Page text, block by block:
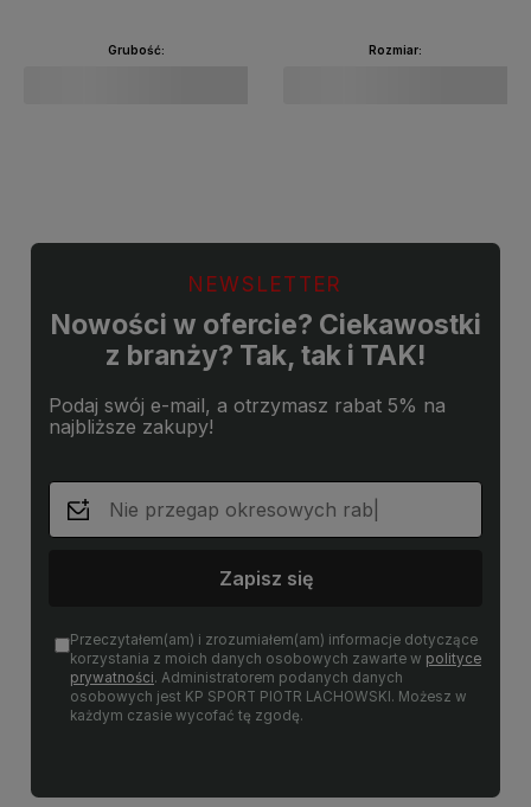
Grubość: Rozmiar:
NEWSLETTER
Nowości w ofercie? Ciekawostki
z branży? Tak, tak i TAK!
Podaj swój e-mail, a otrzymasz rabat 5% na
najbliższe zakupy!
Zapisz się
Przeczytałem(am) i zrozumiałem(am) informacje dotyczące
korzystania z moich danych osobowych zawarte w polityce
prywatności. Administratorem podanych danych
osobowych jest KP SPORT PIOTR LACHOWSKI. Możesz w
każdym czasie wycofać tę zgodę.